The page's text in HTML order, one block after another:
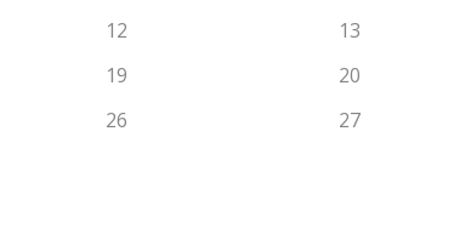
12
13
19
20
26
27